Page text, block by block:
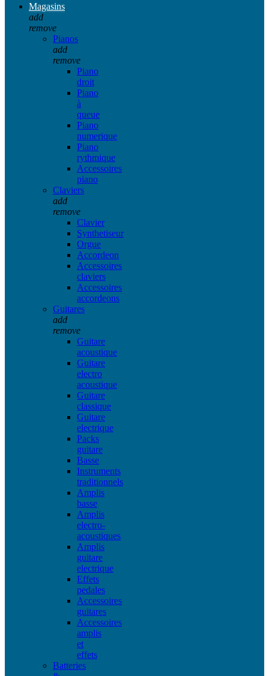
Magasins
add
remove
Pianos
add
remove
Piano
droit
Piano
à
queue
Piano
numerique
Piano
rythmique
Accessoires
piano
Claviers
add
remove
Clavier
Synthetiseur
Orgue
Accordeon
Accessoires
claviers
Accessoires
accordeons
Guitares
add
remove
Guitare
acoustique
Guitare
electro
acoustique
Guitare
classique
Guitare
electrique
Packs
guitare
Basse
Instruments
traditionnels
Amplis
basse
Amplis
electro-
acoustiques
Amplis
guitare
electrique
Effets
pedales
Accessoires
guitares
Accessoires
amplis
et
effets
Batteries